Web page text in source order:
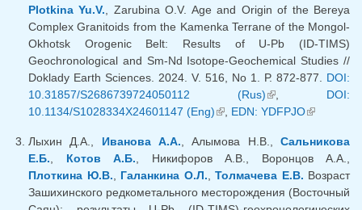
Plotkina Yu.V. , Zarubina O.V. Age and Origin of the Bereya
Complex Granitoids from the Kamenka Terrane of the Mongol-
Okhotsk Orogenic Belt: Results of U-Pb (ID-TIMS)
Geochronological and Sm-Nd Isotope-Geochemical Studies //
Doklady Earth Sciences. 2024. V. 516, No 1. Р. 872-877. DOI:
10.31857/S2686739724050112 (Rus)(внешняя
ссылка)
DOI:
10.1134/S1028334X24601147 (Eng)(внешняя ссылка)
EDN: YDFPJO(внешняя
Лыхин Д.А., Иванова А.А. , Алымова Н.В.,Сальникова
Е.Б.
Котов А.Б. , Никифоров А.В., Воронцов А.А.,
Плоткина Ю.В.
Галанкина О.Л. Толмачева Е.В. Возраст
Зашихинского редкометального месторождения (Восточный